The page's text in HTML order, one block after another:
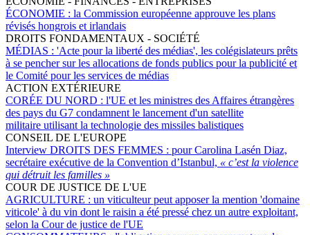
ÉCONOMIE : la Commission européenne approuve les plans
révisés hongrois et irlandais
DROITS FONDAMENTAUX - SOCIÉTÉ
MÉDIAS : 'Acte pour la liberté des médias', les colégislateurs prêts
à se pencher sur les allocations de fonds publics pour la publicité et
le Comité pour les services de médias
ACTION EXTÉRIEURE
CORÉE DU NORD : l'UE et les ministres des Affaires étrangères
des pays du G7 condamnent le lancement d'un satellite
militaire utilisant la technologie des missiles balistiques
CONSEIL DE L'EUROPE
Interview DROITS DES FEMMES : pour Carolina Lasén Diaz,
secrétaire exécutive de la Convention d’Istanbul, « c’est la violence
qui détruit les familles »
COUR DE JUSTICE DE L'UE
AGRICULTURE : un viticulteur peut apposer la mention 'domaine
viticole' à du vin dont le raisin a été pressé chez un autre exploitant,
selon la Cour de justice de l'UE